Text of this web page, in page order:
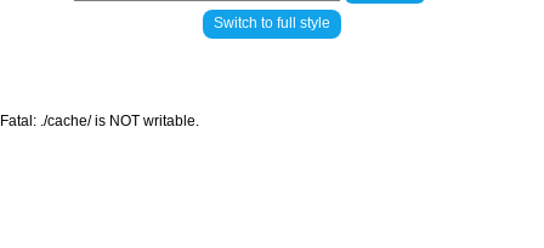
Switch to full style
Fatal: ./cache/ is NOT writable.